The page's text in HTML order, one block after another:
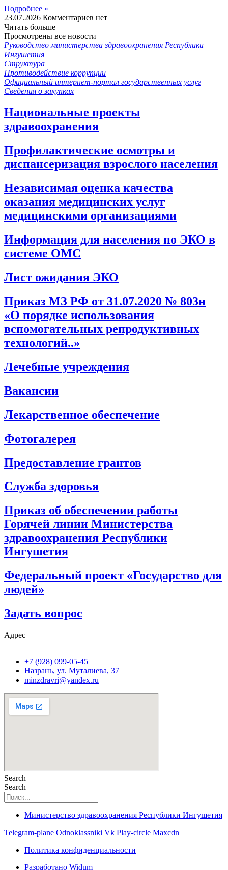
Подробнее »
23.07.2026 Комментариев нет
Читать больше
Просмотрены все новости
Руководство министерства здравоохранения Республики
Ингушетия
Структура
Противодействие коррупции
Официальный интернет-портал государственных услуг
Сведения о закупках
Национальные проекты
здравоохранения
Профилактические осмотры и
диспансеризация взрослого населения
Независимая оценка качества
оказания медицинских услуг
медицинскими организациями
Информация для населения по ЭКО в
системе ОМС
Лист ожидания ЭКО
Приказ МЗ РФ от 31.07.2020 № 803н
«О порядке использования
вспомогательных репродуктивных
технологий..»
Лечебные учреждения
Вакансии
Лекарственное обеспечение
Фотогалерея
Предоставление грантов
Служба здоровья
Приказ об обеспечении работы
Горячей линии Министерства
здравоохранения Республики
Ингушетия
Федеральный проект «Государство для
людей»
Задать вопрос
Адрес
+7 (928) 099-05-45
Назрань, ул. Муталиева, 37
minzdravri@yandex.ru
Search
Search
Министерство здравоохранения Республики Ингушетия
Telegram-plane Odnoklassniki Vk Play-circle Maxcdn
Политика конфиденциальности
Разработано Widum